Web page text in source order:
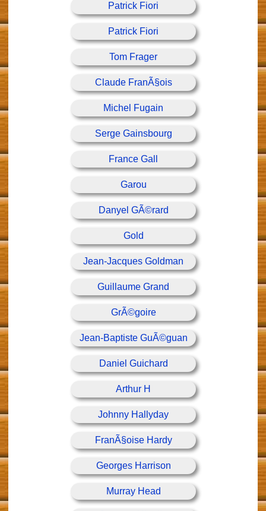
Patrick Fiori
Patrick Fiori
Tom Frager
Claude FranÃ§ois
Michel Fugain
Serge Gainsbourg
France Gall
Garou
Danyel GÃ©rard
Gold
Jean-Jacques Goldman
Guillaume Grand
GrÃ©goire
Jean-Baptiste GuÃ©guan
Daniel Guichard
Arthur H
Johnny Hallyday
FranÃ§oise Hardy
Georges Harrison
Murray Head